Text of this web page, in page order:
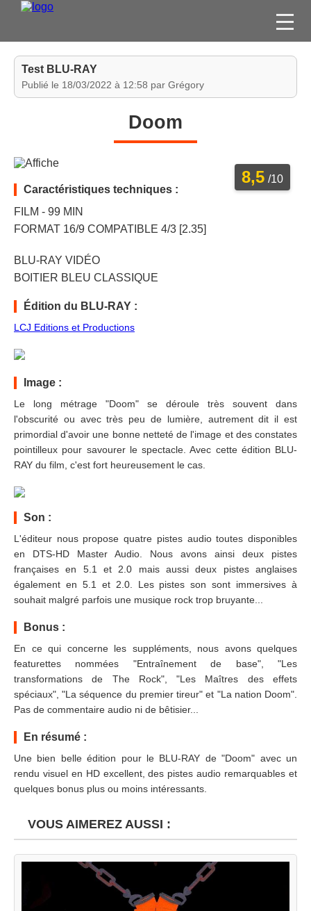
FILMS
DIVERS
Test BLU-RAY
Publié le 18/03/2022 à 12:58 par Grégory
Doom
8,5 /10
Caractéristiques techniques :
FILM - 99 MIN
FORMAT 16/9 COMPATIBLE 4/3 [2.35]
BLU-RAY VIDÉO
BOITIER BLEU CLASSIQUE
Édition du BLU-RAY :
LCJ Editions et Productions
Image :
Le long métrage "Doom" se déroule très souvent dans
l'obscurité ou avec très peu de lumière, autrement dit il est
primordial d'avoir une bonne netteté de l'image et des constates
pointilleux pour savourer le spectacle. Avec cette édition BLU-
RAY du film, c'est fort heureusement le cas.
Son :
L'éditeur nous propose quatre pistes audio toutes disponibles
en DTS-HD Master Audio. Nous avons ainsi deux pistes
françaises en 5.1 et 2.0 mais aussi deux pistes anglaises
également en 5.1 et 2.0. Les pistes son sont immersives à
souhait malgré parfois une musique rock trop bruyante...
Bonus :
En ce qui concerne les suppléments, nous avons quelques
featurettes nommées "Entraînement de base", "Les
transformations de The Rock", "Les Maîtres des effets
spéciaux", "La séquence du premier tireur" et "La nation Doom".
Pas de commentaire audio ni de bêtisier...
En résumé :
Une bien belle édition pour le BLU-RAY de "Doom" avec un
rendu visuel en HD excellent, des pistes audio remarquables et
quelques bonus plus ou moins intéressants.
VOUS AIMEREZ AUSSI :